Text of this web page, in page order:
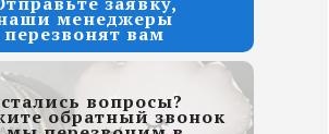
менеджеры
перезвонят вам
вопросы?
обратный звонок